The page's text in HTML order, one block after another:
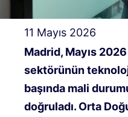
11 Mayıs 2026
Madrid, Mayıs
sektörünün
başında mali
doğruladı. Orta